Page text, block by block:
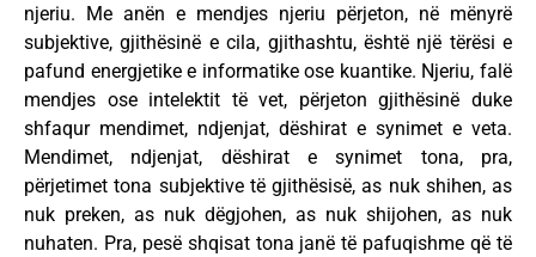
njeriu. Me anën e mendjes njeriu përjeton, në mënyrë
subjektive, gjithësinë e cila, gjithashtu, është një tërësi e
pafund energjetike e informatike ose kuantike. Njeriu, falë
mendjes ose intelektit të vet, përjeton gjithësinë duke
shfaqur mendimet, ndjenjat, dëshirat e synimet e veta.
Mendimet, ndjenjat, dëshirat e synimet tona, pra,
përjetimet tona subjektive të gjithësisë, as nuk shihen, as
nuk preken, as nuk dëgjohen, as nuk shijohen, as nuk
nuhaten. Pra, pesë shqisat tona janë të pafuqishme që të